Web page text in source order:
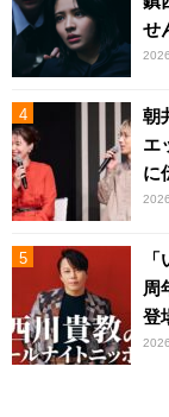
せ
朝
エ
に
周
登